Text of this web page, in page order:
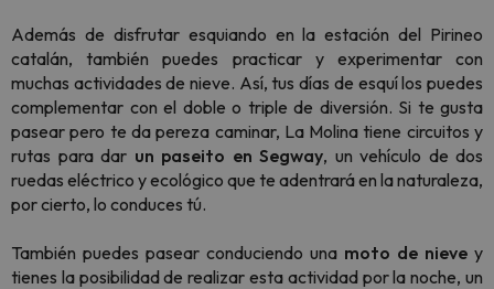
Además de disfrutar esquiando en la estación del Pirineo
catalán, también puedes practicar y experimentar con
muchas actividades de nieve. Así, tus días de esquí los puedes
complementar con el doble o triple de diversión. Si te gusta
pasear pero te da pereza caminar, La Molina tiene circuitos y
rutas para dar un paseito en Segway, un vehículo de dos
ruedas eléctrico y ecológico que te adentrará en la naturaleza,
por cierto, lo conduces tú.
También puedes pasear conduciendo una moto de nieve y
tienes la posibilidad de realizar esta actividad por la noche, un